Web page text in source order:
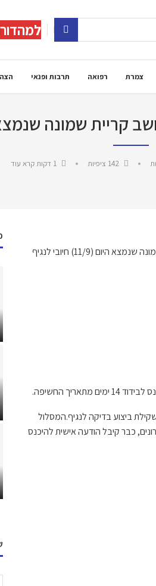
צמרת רפואה תרבות ופנאי
142 ציפיות
דובר העירייה דורון שנפר מעדכן על חקירה אפידמיולוגית של חולה מספר 144,300 תושב קריית שמונה שנמצא היום (11/9) חיובי לנגיף
ביצוע בדיקה לנגיף.המסלול
כבר קיבל הודעה אישית להיכנס